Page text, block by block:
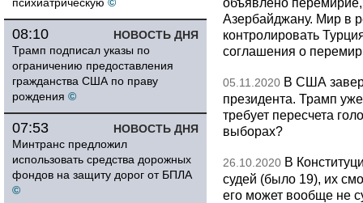
НОВОСТЬ ДНЯ
08:10
Трамп подписал указы по
ограничению предоставления
гражданства США по праву
рождения ©
НОВОСТЬ ДНЯ
07:53
Минтранс предложил
использовать средства дорожных
фондов на защиту дорог от БПЛА
©
Азербайджану. Мир в
контролировать
соглашения о
05.11.2020 В США
президента. Трамп
требует пересчета
выборах?
26.10.2020 В
судей (было 19), их
его может вообще не